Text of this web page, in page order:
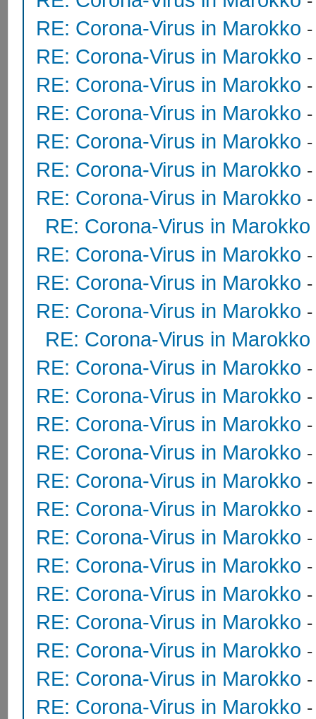
RE: Corona-Virus in Marokko
RE: Corona-Virus in Marokko
RE: Corona-Virus in Marokko
RE: Corona-Virus in Marokko
RE: Corona-Virus in Marokko
RE: Corona-Virus in Marokko
RE: Corona-Virus in Marokko
RE: Corona-Virus in Marokko
RE: Corona-Virus in Marokko
RE: Corona-Virus in Marokko
RE: Corona-Virus in Marokko
RE: Corona-Virus in Marokko
RE: Corona-Virus in Marokko
RE: Corona-Virus in Marokko
RE: Corona-Virus in Marokko
RE: Corona-Virus in Marokko
RE: Corona-Virus in Marokko
RE: Corona-Virus in Marokko
RE: Corona-Virus in Marokko
RE: Corona-Virus in Marokko
RE: Corona-Virus in Marokko
RE: Corona-Virus in Marokko
RE: Corona-Virus in Marokko
RE: Corona-Virus in Marokko
RE: Corona-Virus in Marokko